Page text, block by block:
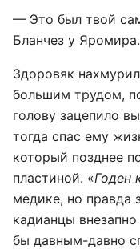
— Это был твой
Бланчез у Яромира.
Здоровяк
большим трудом,
голову зацепило
тогда спас ему
который позднее
пластиной. «Годен
медике, но правда
кадианцы
бы давным-давно